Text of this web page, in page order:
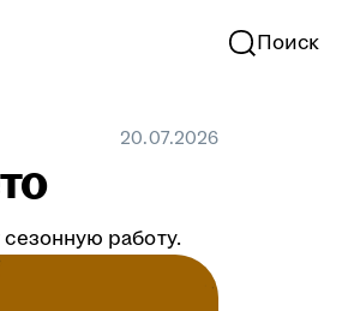
Поиск
20.07.2026
работу.